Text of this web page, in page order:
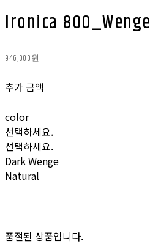
Ironica 800_Wenge
946,000원
추가 금액
color
선택하세요.
선택하세요.
Dark Wenge
Natural
품절된 상품입니다.